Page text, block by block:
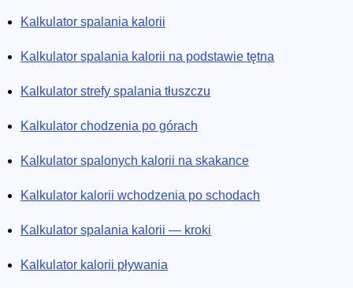
Sprawdź to za pomocą kalkulatora procentu wygranych!
Przygotowujesz się do wyścigu? Kalkulator tempa maratonu to
dostępnych na naszej stronie kalkulatorów kalorii. Dzięki
naszym kalkulatorom sportowym pomożemy ci stać się
każdej stronie można znaleźć ciekawe artykuły z niezbędną
Kalkulator spalania kalorii
Kalkulator spalania kalorii na podstawie tętna
Kalkulator strefy spalania tłuszczu
Kalkulator chodzenia po górach
Kalkulator spalonych kalorii na skakance
Kalkulator kalorii wchodzenia po schodach
Kalkulator spalania kalorii — kroki
Kalkulator kalorii pływania